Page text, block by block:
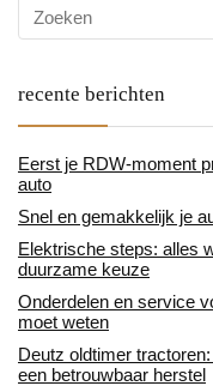
recente berichten
Eerst je RDW-moment
auto
Snel en gemakkelijk je
Elektrische steps: alles
duurzame keuze
Onderdelen en service
moet weten
Deutz oldtimer
een betrouwbaar herstel